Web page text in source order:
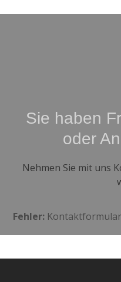
Sie haben
oder
Nehmen Sie mit uns
Fehler: